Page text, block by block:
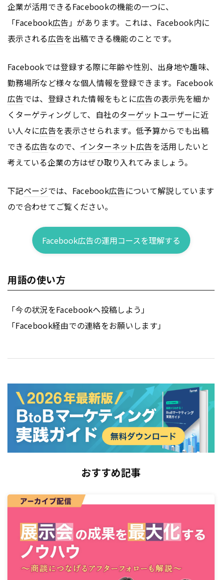
企業が活用できるFacebookの機能の一つに、
「Facebook広告」があります。これは、Facebook内に
表示される広告を出稿できる機能のことです。
Facebookでは登録する際に年齢や性別、出身地や趣味、
勤務場所など様々な個人情報を登録できます。Facebook
広告では、登録された情報をもとに広告の表示先を細か
くターゲティングして、自社のターゲットユーザーに近
い人々に広告を表示させられます。低予算からでも出稿
できる広告なので、 インターネット広告を活用したいと
考えている企業の方はぜひ取り入れてみましょう。
下記ページでは、Facebook広告について解説しています
ので合わせてご覧ください。
Facebook広告の運用コースを理解する
用語の使い方
「今の状況をFacebookへ投稿しよう」
「Facebook経由での連絡をお願いします」
おすすめ記事